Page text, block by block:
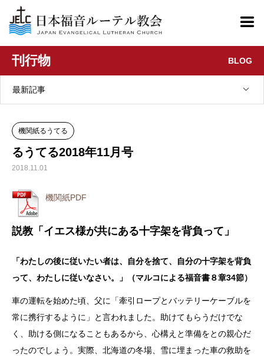
刊行物 BLOG
最新記事
機関紙るうてる
るうてる2018年11月号
2018.11.01
機関紙PDF
説教「イエス様が共にある十字架を背負って」
「わたしの後に従いたい者は、自分を捨て、自分の十字架を背負
って、わたしに従いなさい。」（マルコによる福音書８章34節）
車の運転を始めた頃、父に「牽引ロープとバッテリーケーブルを
常に携行するように」と言われました。助けてもらうだけでな
く、助ける側になることもあるから、心構えと準備をとの親心だ
ったのでしょう。実際、北海道の冬場、雪に埋まった車の救助を